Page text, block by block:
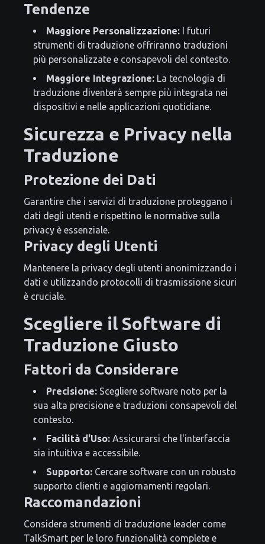
Tendenze
Maggiore Personalizzazione: I futuri
strumenti di traduzione offriranno traduzioni
più personalizzate e consapevoli del contesto.
Maggiore Integrazione: La tecnologia di
traduzione diventerà sempre più integrata nei
dispositivi e nelle applicazioni quotidiane.
Sicurezza e Privacy nella
Traduzione
Protezione dei Dati
Garantire che i servizi di traduzione proteggano i
dati degli utenti e rispettino le normative sulla
privacy è essenziale.
Privacy degli Utenti
Mantenere la privacy degli utenti anonimizzando i
dati e utilizzando protocolli di trasmissione sicuri
è cruciale.
Scegliere il Software di
Traduzione Giusto
Fattori da Considerare
Precisione: Scegliere software noto per la
sua alta precisione e traduzioni consapevoli del
contesto.
Facilità d'Uso: Assicurarsi che l'interfaccia
sia intuitiva e accessibile.
Supporto: Cercare software con un robusto
supporto clienti e aggiornamenti regolari.
Raccomandazioni
Considera strumenti di traduzione leader come
TalkSmart per le loro funzionalità complete e